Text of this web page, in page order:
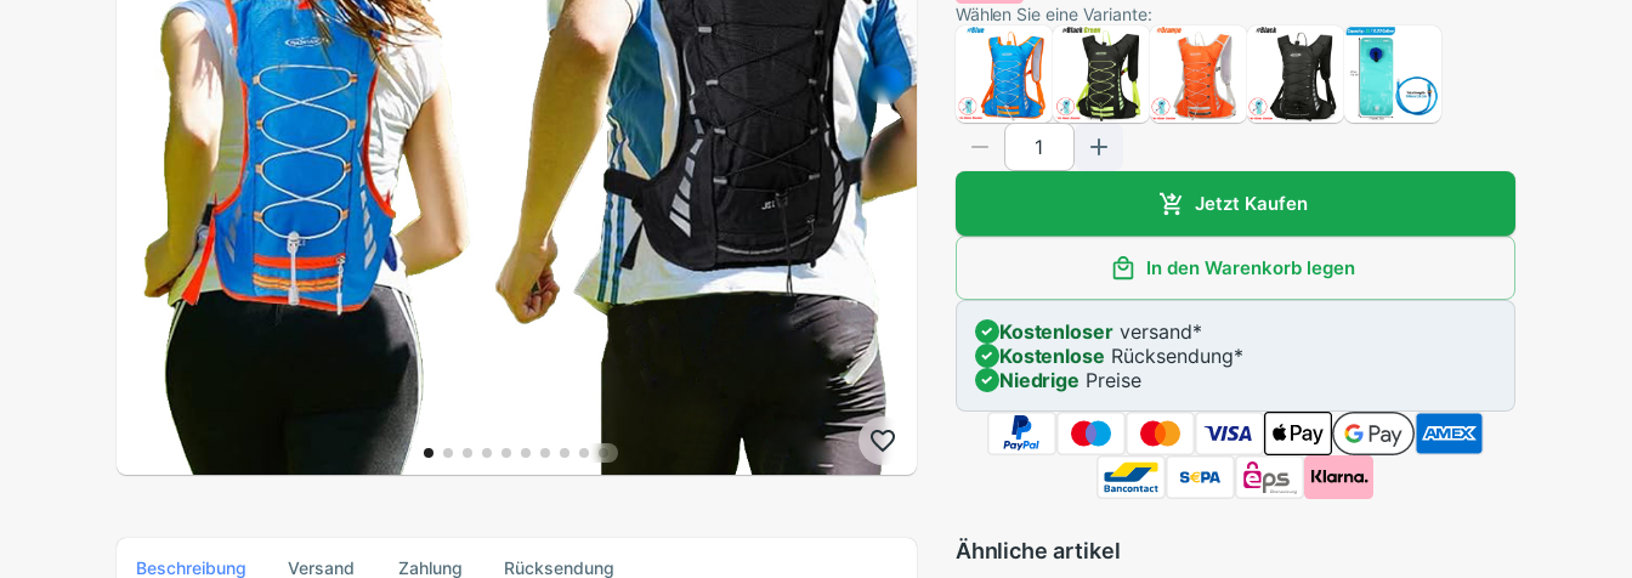
Wählen Sie eine Variante:
Jetzt Kaufen
In den Warenkorb legen
Kostenloser versand*
Kostenlose Rücksendung*
Niedrige Preise
Beschreibung Versand Zahlung Rücksendung
Ähnliche artikel